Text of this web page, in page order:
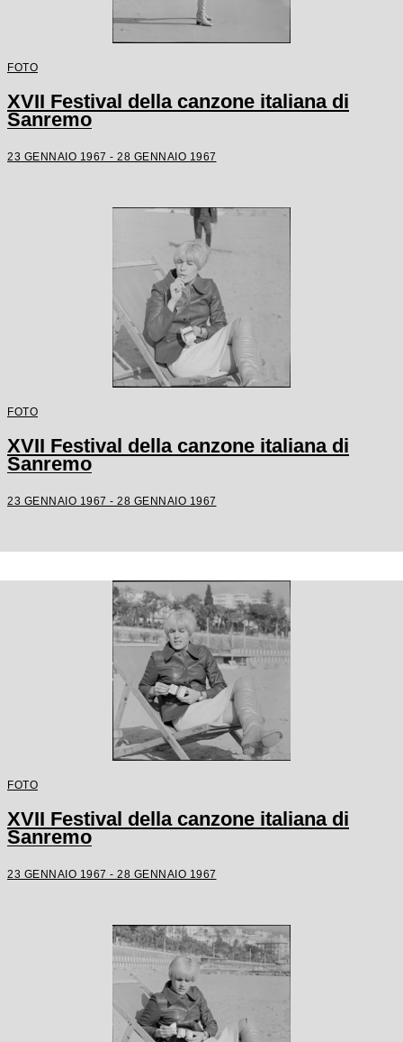
FOTO
XVII Festival della canzone italiana di
Sanremo
23 GENNAIO 1967 - 28 GENNAIO 1967
FOTO
XVII Festival della canzone italiana di
Sanremo
23 GENNAIO 1967 - 28 GENNAIO 1967
FOTO
XVII Festival della canzone italiana di
Sanremo
23 GENNAIO 1967 - 28 GENNAIO 1967